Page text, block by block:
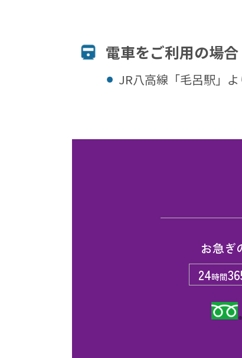
電⾞をご利⽤の場合
JR八高線「毛呂駅」
お急ぎ
24時間